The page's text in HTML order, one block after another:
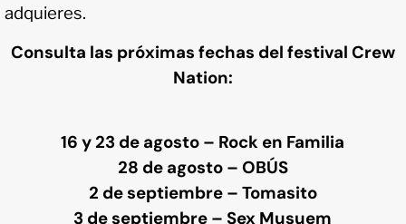
adquieres.
Consulta las próximas fechas del festival Crew
Nation:
16 y 23 de agosto – Rock en Familia
28 de agosto – OBÚS
2 de septiembre – Tomasito
3 de septiembre – Sex Musuem